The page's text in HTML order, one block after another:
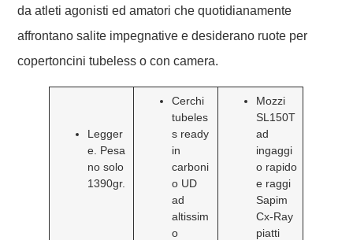
da atleti agonisti ed amatori che quotidianamente
affrontano salite impegnative e desiderano ruote per
copertoncini tubeless o con camera.
Legger
e. Pesa
no solo
1390gr.
Cerchi
tubeles
s ready
in
carboni
o UD
ad
altissim
o
Mozzi
SL150T
ad
ingaggi
o rapido
e raggi
Sapim
Cx-Ray
piatti